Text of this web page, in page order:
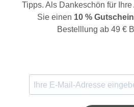
Tipps. Als Dankeschön für
Sie einen 10 % Gutschein
Bestelllung ab 49 €